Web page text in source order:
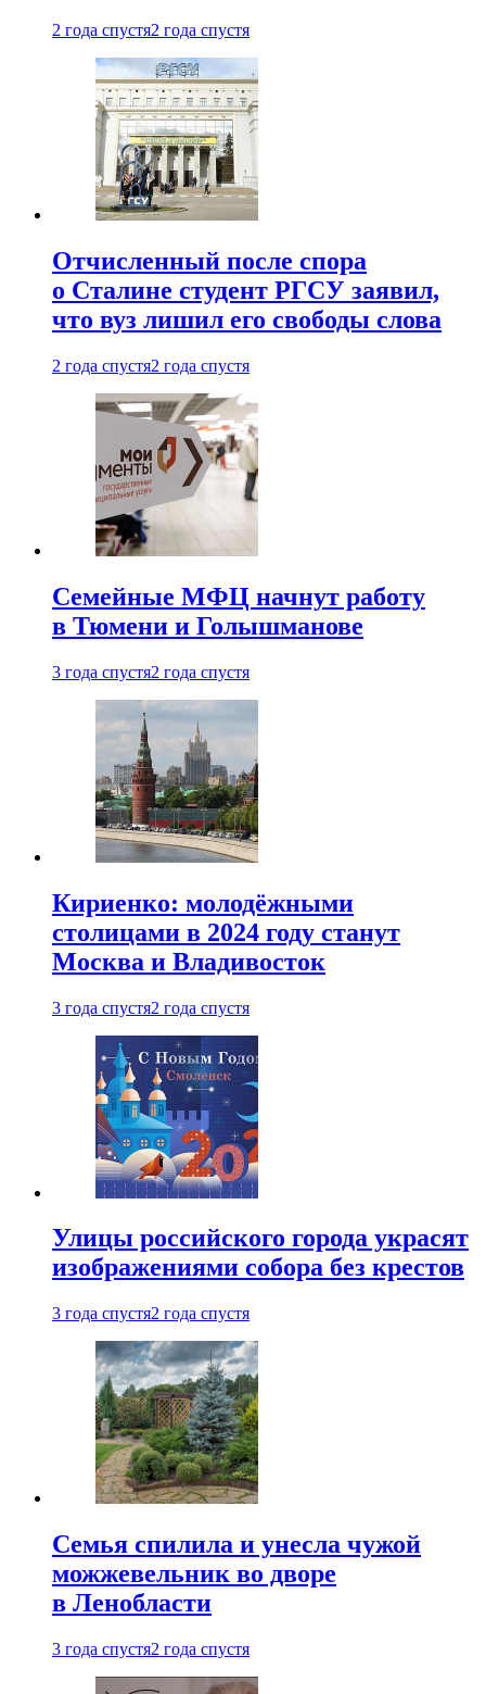
2 года спустя2 года спустя
Отчисленный после спора
о Сталине студент РГСУ заявил,
что вуз лишил его свободы слова
2 года спустя2 года спустя
Семейные МФЦ начнут работу
в Тюмени и Голышманове
3 года спустя2 года спустя
Кириенко: молодёжными
столицами в 2024 году станут
Москва и Владивосток
3 года спустя2 года спустя
Улицы российского города украсят
изображениями собора без крестов
3 года спустя2 года спустя
Семья спилила и унесла чужой
можжевельник во дворе
в Ленобласти
3 года спустя2 года спустя